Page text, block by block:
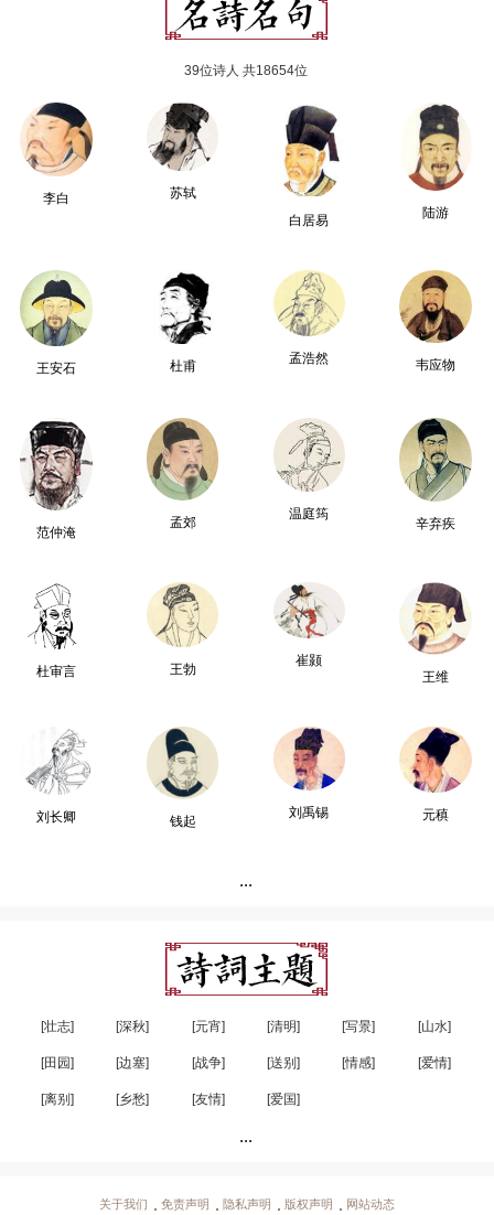
39位诗人 共18654位
李白
苏轼
白居易
陆游
王安石 杜甫
孟浩然 韦应物
范仲淹
孟郊
温庭筠
辛弃疾
杜审言 王勃
崔颢
王维
刘长卿 钱起
刘禹锡 元稹
...
[壮志] [深秋] [元宵] [清明] [写景] [山水]
[田园] [边塞] [战争] [送别] [情感] [爱情]
[离别] [乡愁] [友情] [爱国]
...
关于我们 免责声明 隐私声明 版权声明 网站动态